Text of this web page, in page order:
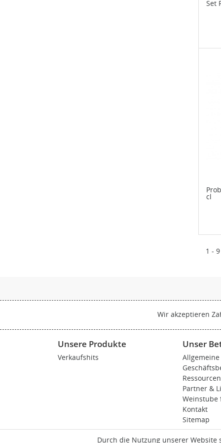
Set
cl
1 -
Wir akzeptieren
Unsere Produkte
Verkaufshits
Unser
Allgemeine
Ressourcen
Partner &
Weinstube
Kontakt
Sitemap
Durch die Nutzung unserer Website